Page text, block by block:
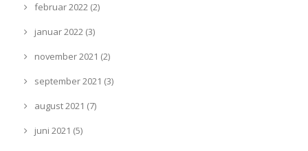
februar 2022 (2)
januar 2022 (3)
november 2021 (2)
september 2021 (3)
august 2021 (7)
juni 2021 (5)